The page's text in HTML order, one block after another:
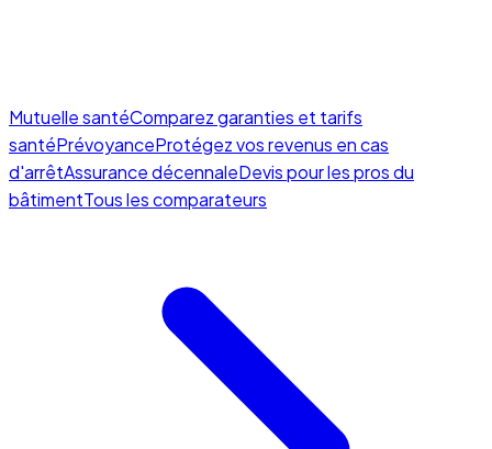
Mutuelle santéComparez garanties et tarifs
santéPrévoyanceProtégez vos revenus en cas
d'arrêtAssurance décennaleDevis pour les pros du
bâtimentTous les comparateurs